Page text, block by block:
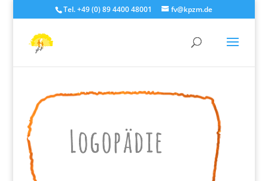
Tel. +49 (0) 89 4400 48001 fv@kpzm.de